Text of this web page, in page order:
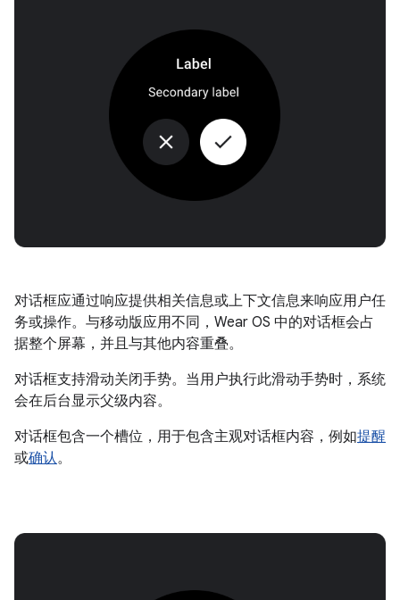
对话框应通过响应提供相关信息或上下文信息来响应用户任
务或操作。与移动版应用不同，Wear OS 中的对话框会占
据整个屏幕，并且与其他内容重叠。
对话框支持滑动关闭手势。当用户执行此滑动手势时，系统
会在后台显示父级内容。
对话框包含一个槽位，用于包含主观对话框内容，例如提醒
或确认。